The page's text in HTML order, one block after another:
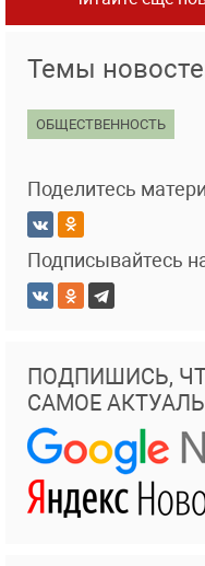
Темы
ОБЩЕСТВЕННОСТЬ
Поделитесь
Подписывайтесь
ПОДПИШИСЬ,
САМОЕ